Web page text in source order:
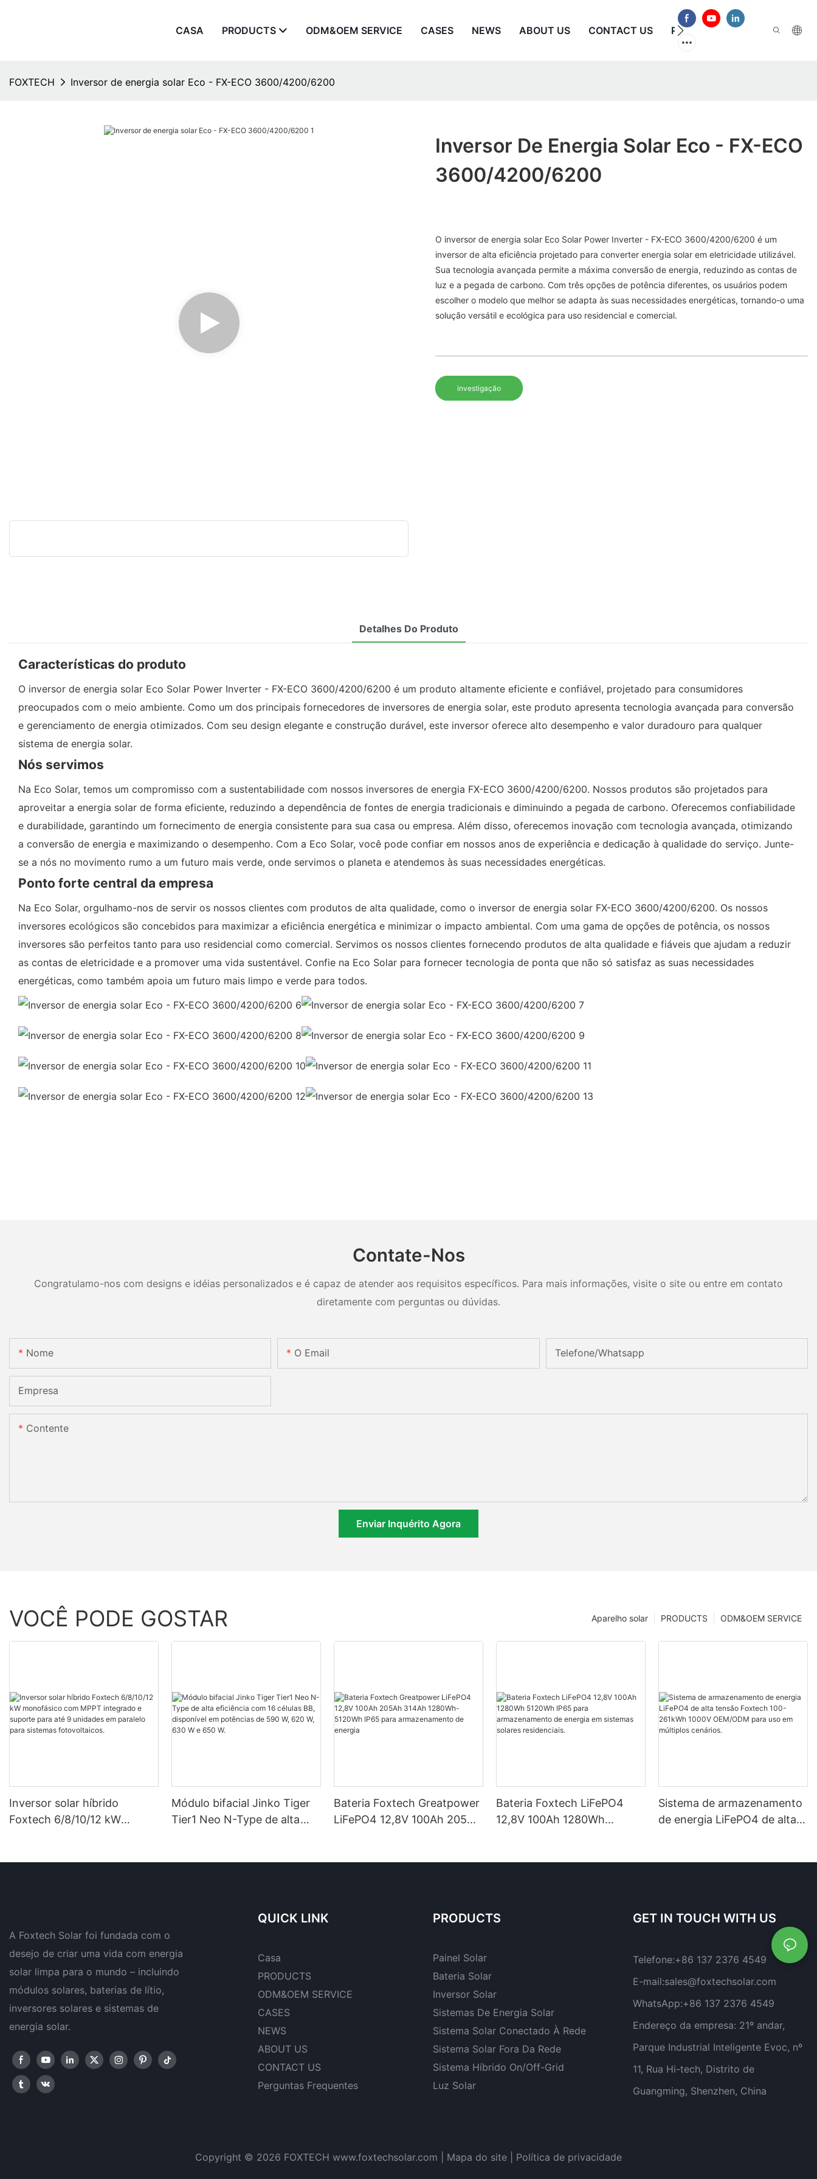
CASA PRODUCTS ODM&OEM SERVICE CASES NEWS ABOUT US CONTACT US PERGUNTAS FREQUENTES
FOXTECH Inversor de energia solar Eco - FX-ECO 3600/4200/6200
Inversor De Energia Solar Eco - FX-ECO
3600/4200/6200
O inversor de energia solar Eco Solar Power Inverter - FX-ECO 3600/4200/6200 é um
inversor de alta eficiência projetado para converter energia solar em eletricidade utilizável.
Sua tecnologia avançada permite a máxima conversão de energia, reduzindo as contas de
luz e a pegada de carbono. Com três opções de potência diferentes, os usuários podem
escolher o modelo que melhor se adapta às suas necessidades energéticas, tornando-o uma
solução versátil e ecológica para uso residencial e comercial.
investigação
Detalhes Do Produto
Características do produto
O inversor de energia solar Eco Solar Power Inverter - FX-ECO 3600/4200/6200 é um produto altamente eficiente e confiável, projetado para consumidores
preocupados com o meio ambiente. Como um dos principais fornecedores de inversores de energia solar, este produto apresenta tecnologia avançada para conversão
e gerenciamento de energia otimizados. Com seu design elegante e construção durável, este inversor oferece alto desempenho e valor duradouro para qualquer
sistema de energia solar.
Nós servimos
Na Eco Solar, temos um compromisso com a sustentabilidade com nossos inversores de energia FX-ECO 3600/4200/6200. Nossos produtos são projetados para
aproveitar a energia solar de forma eficiente, reduzindo a dependência de fontes de energia tradicionais e diminuindo a pegada de carbono. Oferecemos confiabilidade
e durabilidade, garantindo um fornecimento de energia consistente para sua casa ou empresa. Além disso, oferecemos inovação com tecnologia avançada, otimizando
a conversão de energia e maximizando o desempenho. Com a Eco Solar, você pode confiar em nossos anos de experiência e dedicação à qualidade do serviço. Junte-
se a nós no movimento rumo a um futuro mais verde, onde servimos o planeta e atendemos às suas necessidades energéticas.
Ponto forte central da empresa
Na Eco Solar, orgulhamo-nos de servir os nossos clientes com produtos de alta qualidade, como o inversor de energia solar FX-ECO 3600/4200/6200. Os nossos
inversores ecológicos são concebidos para maximizar a eficiência energética e minimizar o impacto ambiental. Com uma gama de opções de potência, os nossos
inversores são perfeitos tanto para uso residencial como comercial. Servimos os nossos clientes fornecendo produtos de alta qualidade e fiáveis ​​que ajudam a reduzir
as contas de eletricidade e a promover uma vida sustentável. Confie na Eco Solar para fornecer tecnologia de ponta que não só satisfaz as suas necessidades
energéticas, como também apoia um futuro mais limpo e verde para todos.
Contate-Nos
Congratulamo-nos com designs e idéias personalizados e é capaz de atender aos requisitos específicos. Para mais informações, visite o site ou entre em contato
diretamente com perguntas ou dúvidas.
Nome O Email Telefone/whatsapp
Empresa
Contente
Enviar Inquérito Agora
VOCÊ PODE GOSTAR ODM&OEM SERVICE
PRODUCTS
Aparelho solar
Inversor solar híbrido
Foxtech 6/8/10/12 kW
Módulo bifacial Jinko Tiger
Tier1 Neo N-Type de alta
Bateria Foxtech Greatpower
LiFePO4 12,8V 100Ah 205Ah
Bateria Foxtech LiFePO4
12,8V 100Ah 1280Wh
Sistema de armazenamento
de energia LiFePO4 de alta
A Foxtech Solar foi fundada com o
desejo de criar uma vida com energia
solar limpa para o mundo – incluindo
módulos solares, baterias de lítio,
inversores solares e sistemas de
energia solar.
QUICK LINK
Casa
PRODUCTS
ODM&OEM SERVICE
CASES
NEWS
ABOUT US
CONTACT US
Perguntas Frequentes
PRODUCTS
Painel Solar
Bateria Solar
Inversor Solar
Sistemas De Energia Solar
Sistema Solar Conectado À Rede
Sistema Solar Fora Da Rede
Sistema Híbrido On/Off-Grid
Luz Solar
GET IN TOUCH WITH US
Telefone:+86 137 2376 4549
E-mail:sales@foxtechsolar.com
WhatsApp:+86 137 2376 4549
Endereço da empresa: 21º andar,
Parque Industrial Inteligente Evoc, nº
11, Rua Hi-tech, Distrito de
Guangming, Shenzhen, China
Copyright © 2026 FOXTECH www.foxtechsolar.com Mapa do site | Política de privacidade